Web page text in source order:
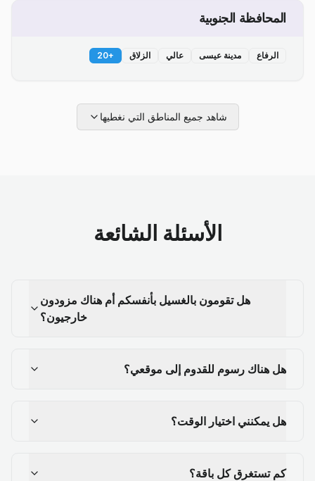
المحافظة الجنوبية
الرفاع مدينة عيسى عالي الزلاق +
20
شاهد جميع المناطق التي نغطيها
الأسئلة الشائعة
هل تقومون بالغسيل بأنفسكم أم هناك مزودون
خارجيون؟
هل هناك رسوم للقدوم إلى موقعي؟
هل يمكنني اختيار الوقت؟
كم تستغرق كل باقة؟